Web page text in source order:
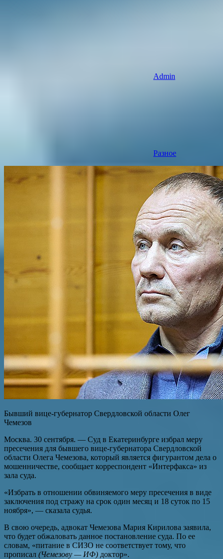
Admin
Разное
Бывший вице-губернатор Свердловской области Олег
Чемезов
Москва. 30 сентября. — Суд в Екатеринбурге избрал меру
пресечения для бывшего вице-губернатора Свердловской
области Олега Чемезова, который является фигурантом дела о
мошенничестве, сообщает корреспондент «Интерфакса» из
зала суда.
«Избрать в отношении обвиняемого меру пресечения в виде
заключения под стражу на срок один месяц и 18 суток по 15
ноября», — сказала судья.
В свою очередь, адвокат Чемезова Мария Кирилова заявила,
что будет обжаловать данное постановление суда. По ее
словам, «питание в СИЗО не соответствует тому, что
прописал (Чемезову — ИФ) доктор».